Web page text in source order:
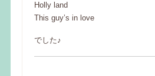
Holly land
This guy’s in love
でした♪